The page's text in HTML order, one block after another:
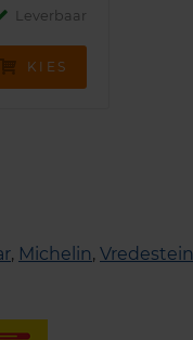
Leverbaar
KIES
, Michelin, Vredestein